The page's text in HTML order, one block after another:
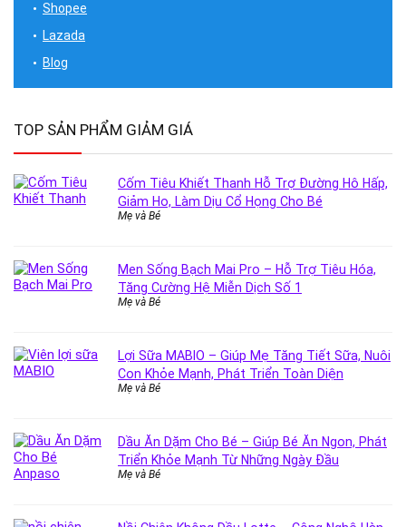
Shopee
Lazada
Blog
TOP SẢN PHẨM GIẢM GIÁ
Cốm Tiêu Khiết Thanh Hỗ Trợ Đường Hô Hấp,
Giảm Ho, Làm Dịu Cổ Họng Cho Bé
Mẹ và Bé
Men Sống Bạch Mai Pro – Hỗ Trợ Tiêu Hóa,
Tăng Cường Hệ Miễn Dịch Số 1
Mẹ và Bé
Lợi Sữa MABIO – Giúp Mẹ Tăng Tiết Sữa, Nuôi
Con Khỏe Mạnh, Phát Triển Toàn Diện
Mẹ và Bé
Dầu Ăn Dặm Cho Bé – Giúp Bé Ăn Ngon, Phát
Triển Khỏe Mạnh Từ Những Ngày Đầu
Mẹ và Bé